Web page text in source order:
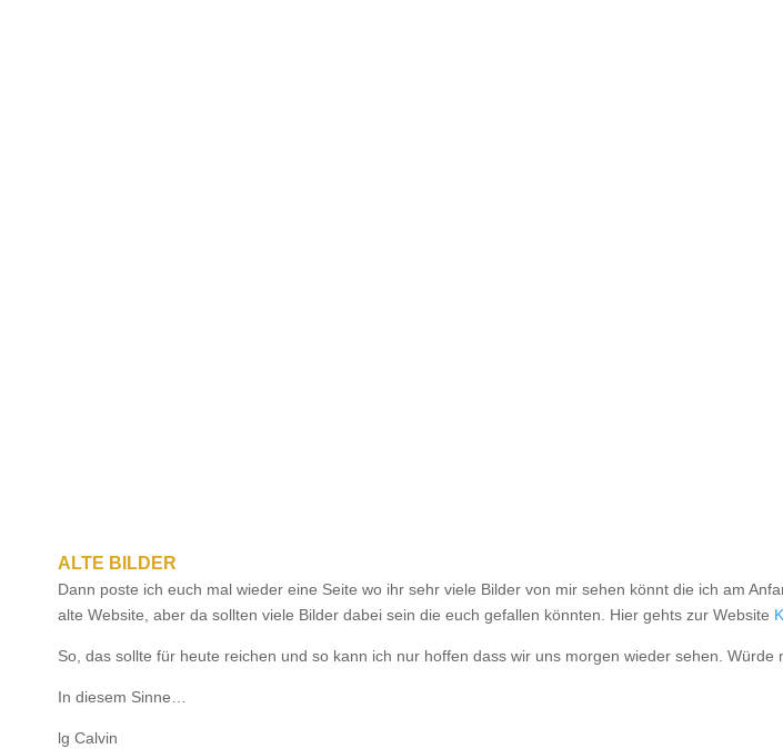
ALTE BILDER
Dann poste ich euch mal wieder eine Seite wo ihr sehr viele Bilder von mir sehen könnt die ich am
alte Website, aber da sollten viele Bilder dabei sein die euch gefallen könnten. Hier gehts zur Website
So, das sollte für heute reichen und so kann ich nur hoffen dass wir uns morgen wieder sehen. Würde
In diesem Sinne…
lg Calvin